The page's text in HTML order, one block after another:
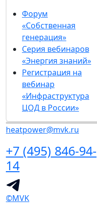
Форум
«Собственная
генерация»
Серия вебинаров
«Энергия знаний»
Регистрация на
вебинар
«Инфраструктура
ЦОД в России»
heatpower@mvk.ru
+7 (495) 846-94-
14
©MVK